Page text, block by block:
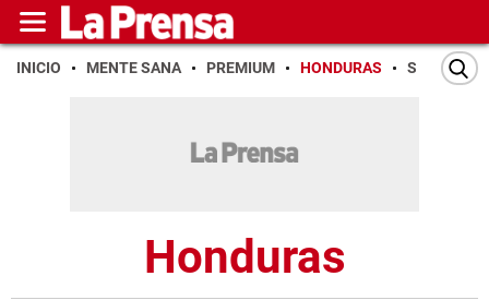
INICIO MENTE SANA PREMIUM HONDURAS SAN PEDRO
Honduras